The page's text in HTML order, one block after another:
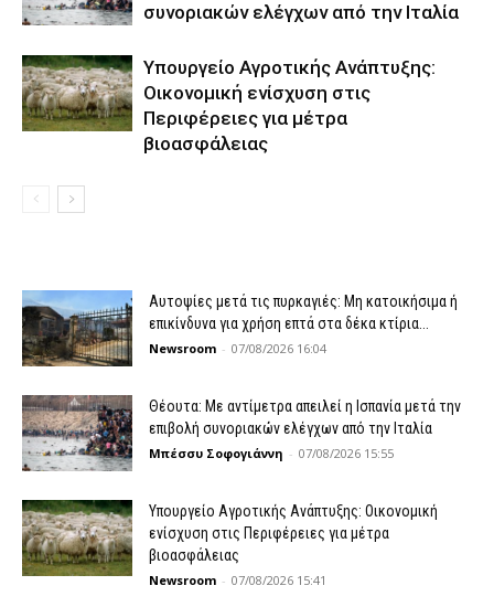
συνοριακών ελέγχων από την Ιταλία
Υπουργείο Αγροτικής Ανάπτυξης:
Οικονομική ενίσχυση στις
Περιφέρειες για μέτρα
βιοασφάλειας
Αυτοψίες μετά τις πυρκαγιές: Μη κατοικήσιμα ή
επικίνδυνα για χρήση επτά στα δέκα κτίρια...
Newsroom - 07/08/2026 16:04
Θέουτα: Με αντίμετρα απειλεί η Ισπανία μετά την
επιβολή συνοριακών ελέγχων από την Ιταλία
Μπέσσυ Σοφογιάννη - 07/08/2026 15:55
Υπουργείο Αγροτικής Ανάπτυξης: Οικονομική
ενίσχυση στις Περιφέρειες για μέτρα
βιοασφάλειας
Newsroom - 07/08/2026 15:41